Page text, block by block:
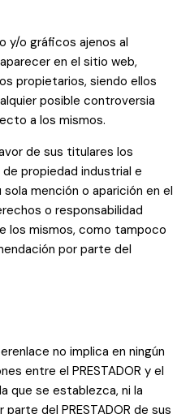
y/o gráficos ajenos al
en el sitio web,
propietarios, siendo ellos
posible controversia
a los mismos.
de sus titulares los
propiedad industrial e
mención o aparición en el
o responsabilidad
los mismos, como tampoco
por parte del
no implica en ningún
entre el PRESTADOR y el
que se establezca, ni la
del PRESTADOR de sus